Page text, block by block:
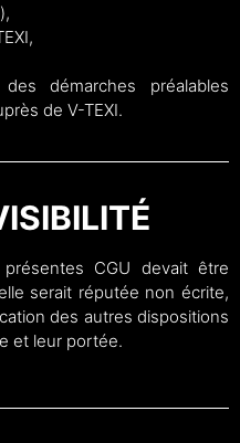
démarches préalables
de V-TEXI.
CGU devait être
serait réputée non écrite,
des autres dispositions
et leur portée.